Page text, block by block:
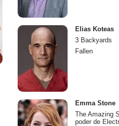
Elias Koteas
3 Backyards
Fallen
Emma Stone
The Amazing
poder de